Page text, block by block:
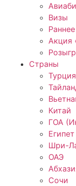
Визы
Акция
Страны
Турция
Китай
ГОА
Египет
Шри-
ОАЭ
Сочи